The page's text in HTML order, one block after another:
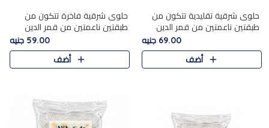
حلوى شرقية تقليدية تتكون من
طبقتين ناعمتين من قمر الدين
الفاخر، تتوسطهما حشوة غنية من
الفول السوداني المحمص، لتجمع
بين حلاوة المشمش الطبيعية..
69.00 جنيه
أضف
حلوى شرقية فاخرة تتكون من
طبقتين ناعمتين من قمر الدين
الفاخر، تتوسطهما حشوة غنية من
اللوز المحمص لتمنح مزيجًا متوازنًا
من النعومة والقرمشة. ..
59.00 جنيه
أضف